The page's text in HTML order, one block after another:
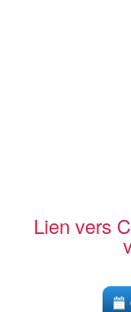
Lien vers